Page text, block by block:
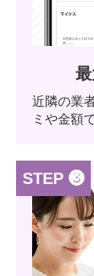
近隣の業
ミや金額
STEP ❸